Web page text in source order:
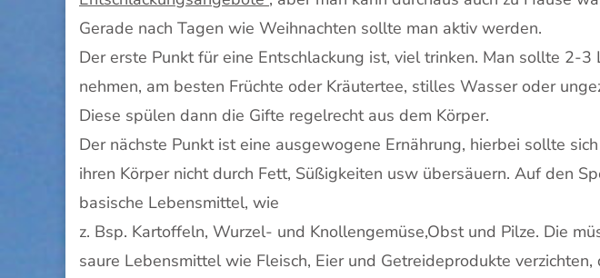
Gerade nach Tagen wie Weihnachten sollte man aktiv werden.
Der erste Punkt für eine Entschlackung ist, viel trinken. Man sollte 2-3
nehmen, am besten Früchte oder Kräutertee, stilles Wasser oder
Diese spülen dann die Gifte regelrecht aus dem Körper.
Der nächste Punkt ist eine ausgewogene Ernährung, hierbei sollte
ihren Körper nicht durch Fett, Süßigkeiten usw übersäuern. Auf den
basische Lebensmittel, wie
z. Bsp. Kartoffeln, Wurzel- und Knollengemüse,Obst und Pilze. Die
saure Lebensmittel wie Fleisch, Eier und Getreideprodukte